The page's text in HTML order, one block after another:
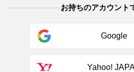
お持ちのアカウント
Google
Yahoo!